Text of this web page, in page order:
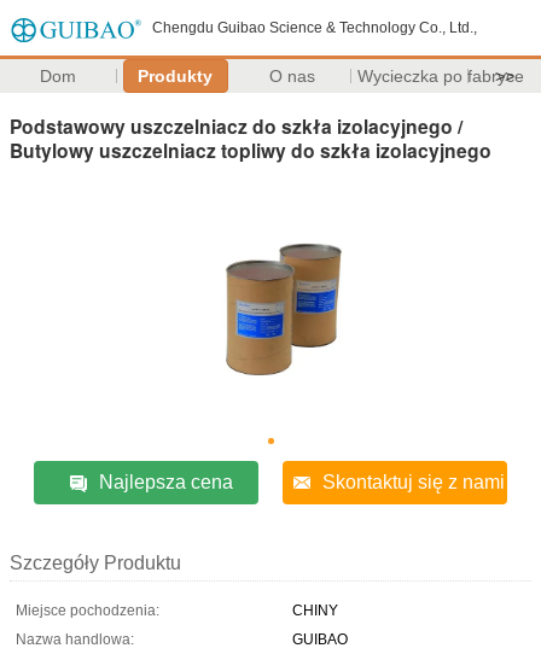
Chengdu Guibao Science & Technology Co., Ltd.,
Dom Produkty O nas Wycieczka po fabryce
>>
Podstawowy uszczelniacz do szkła izolacyjnego /
Butylowy uszczelniacz topliwy do szkła izolacyjnego
Najlepsza cena Skontaktuj się z nami
Szczegóły Produktu
Miejsce pochodzenia:
CHINY
Nazwa handlowa:
GUIBAO